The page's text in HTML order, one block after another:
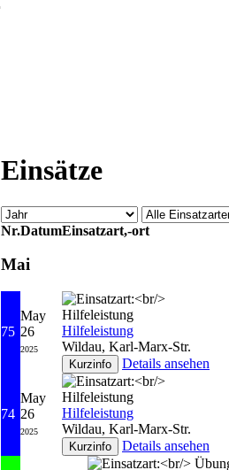
Einsätze
Nr.DatumEinsatzart,-ort
Mai
75
May
26
2025
Hilfeleistung
Wildau, Karl-Marx-Str.
Details ansehen
74
May
26
2025
Hilfeleistung
Wildau, Karl-Marx-Str.
Details ansehen